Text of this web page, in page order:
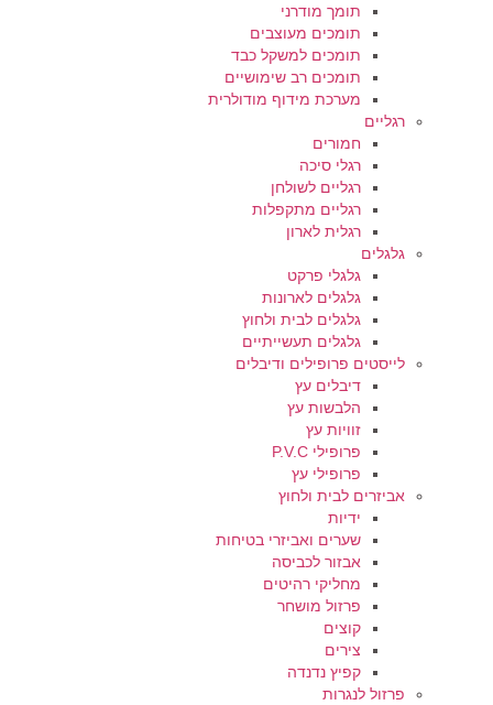
תומך מודרני
תומכים מעוצבים
תומכים למשקל כבד
תומכים רב שימושיים
מערכת מידוף מודולרית
רגליים
חמורים
רגלי סיכה
רגליים לשולחן
רגליים מתקפלות
רגלית לארון
גלגלים
גלגלי פרקט
גלגלים לארונות
גלגלים לבית ולחוץ
גלגלים תעשייתיים
לייסטים פרופילים ודיבלים
דיבלים עץ
הלבשות עץ
זוויות עץ
פרופילי P.V.C
פרופילי עץ
אביזרים לבית ולחוץ
ידיות
שערים ואביזרי בטיחות
אבזור לכביסה
מחליקי רהיטים
פרזול מושחר
קוצים
צירים
קפיץ נדנדה
פרזול לנגרות